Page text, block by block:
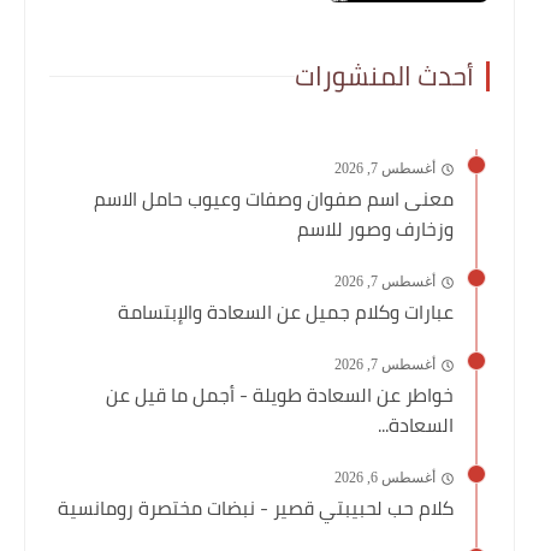
أحدث المنشورات
أغسطس 7, 2026
معنى اسم صفوان وصفات وعيوب حامل الاسم
وزخارف وصور للاسم
أغسطس 7, 2026
عبارات وكلام جميل عن السعادة والإبتسامة
أغسطس 7, 2026
خواطر عن السعادة طويلة - أجمل ما قيل عن
السعادة...
أغسطس 6, 2026
كلام حب لحبيبتي قصير - نبضات مختصرة رومانسية